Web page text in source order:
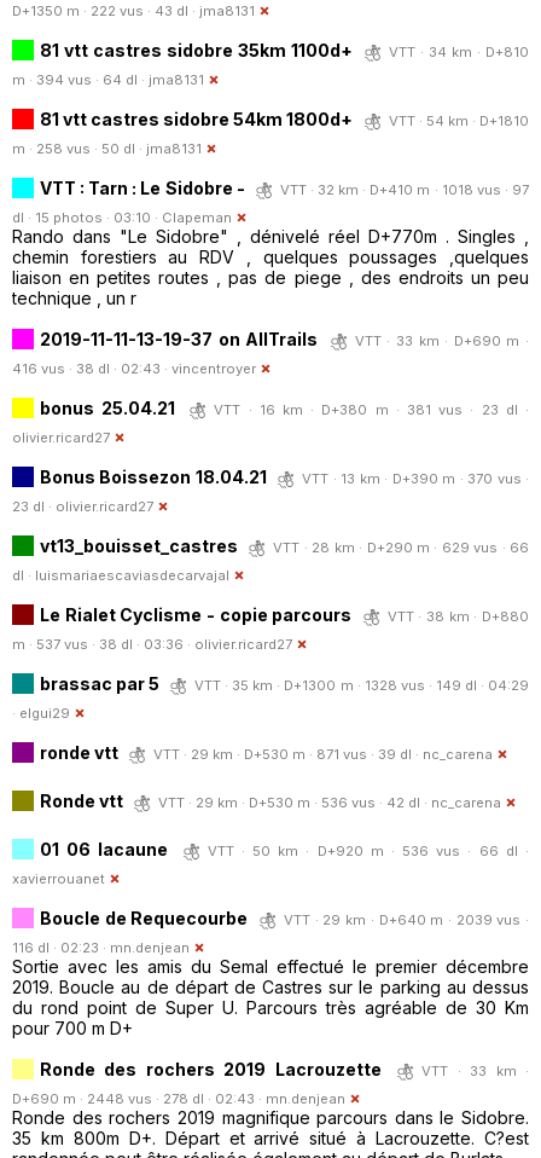
D+1350 m · 222 vus · 43 dl · jma8131
81 vtt castres sidobre 35km 1100d+
VTT · 34 km · D+810
m · 394 vus · 64 dl · jma8131
81 vtt castres sidobre 54km 1800d+
VTT · 54 km · D+1810
m · 258 vus · 50 dl · jma8131
VTT : Tarn : Le Sidobre -
VTT · 32 km · D+410 m · 1018 vus · 97
dl · 15 photos · 03:10 · Clapeman
Rando dans "Le Sidobre" , dénivelé réel D+770m . Singles ,
chemin forestiers au RDV , quelques poussages ,quelques
liaison en petites routes , pas de piege , des endroits un peu
technique , un r
2019-11-11-13-19-37 on AllTrails
VTT · 33 km · D+690 m ·
416 vus · 38 dl · 02:43 · vincentroyer
bonus 25.04.21
VTT · 16 km · D+380 m · 381 vus · 23 dl ·
olivier.ricard27
Bonus Boissezon 18.04.21
VTT · 13 km · D+390 m · 370 vus ·
23 dl · olivier.ricard27
vt13_bouisset_castres
VTT · 28 km · D+290 m · 629 vus · 66
dl · luismariaescaviasdecarvajal
Le Rialet Cyclisme - copie parcours
VTT · 38 km · D+880
m · 537 vus · 38 dl · 03:36 · olivier.ricard27
brassac par 5
VTT · 35 km · D+1300 m · 1328 vus · 149 dl · 04:29
· elgui29
ronde vtt VTT · 29 km · D+530 m · 871 vus · 39 dl · nc_carena
Ronde vtt VTT · 29 km · D+530 m · 536 vus · 42 dl · nc_carena
01 06 lacaune
VTT · 50 km · D+920 m · 536 vus · 66 dl ·
xavierrouanet
Boucle de Requecourbe
VTT · 29 km · D+640 m · 2039 vus ·
116 dl · 02:23 · mn.denjean
Sortie avec les amis du Semal effectué le premier décembre
2019. Boucle au de départ de Castres sur le parking au dessus
du rond point de Super U. Parcours très agréable de 30 Km
pour 700 m D+
Ronde des rochers 2019 Lacrouzette
VTT · 33 km ·
D+690 m · 2448 vus · 278 dl · 02:43 · mn.denjean
Ronde des rochers 2019 magnifique parcours dans le Sidobre.
35 km 800m D+. Départ et arrivé situé à Lacrouzette. C?est